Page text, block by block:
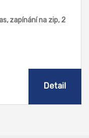
zapínání na zip, 2
Detail